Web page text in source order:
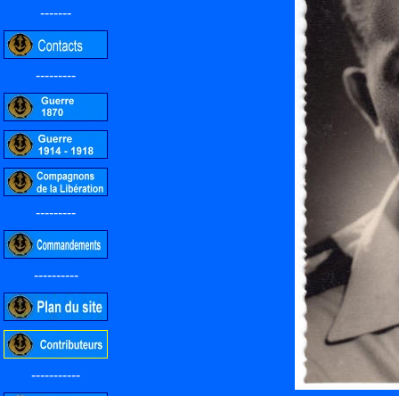
-------
---------
---------
----------
-----------